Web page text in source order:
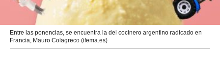
Entre las ponencias, se encuentra la del cocinero argentino radicado en
Francia, Mauro Colagreco (ifema.es)